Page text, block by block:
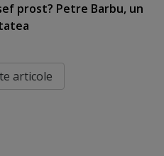
prost? Petre Barbu, un
articole